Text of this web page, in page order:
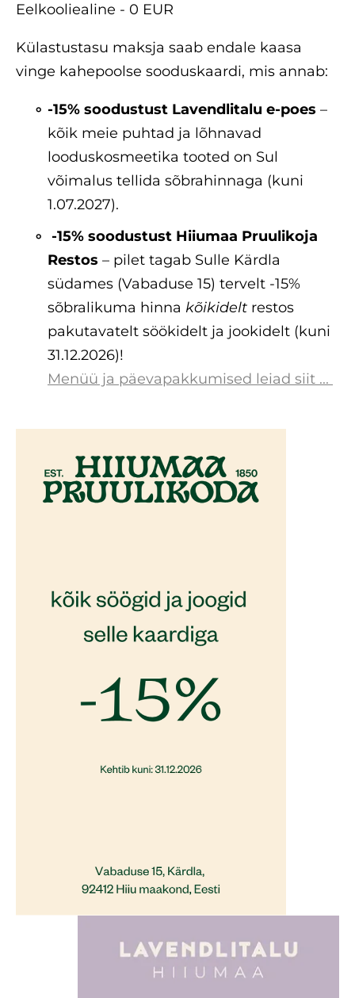
Eelkooliealine - 0 EUR
Külastustasu maksja saab endale kaasa
vinge kahepoolse sooduskaardi, mis annab:
-15% soodustust Lavendlitalu e-poes –
kõik meie puhtad ja lõhnavad
looduskosmeetika tooted on Sul
võimalus tellida sõbrahinnaga (kuni
1.07.2027).
-15% soodustust Hiiumaa Pruulikoja
Restos – pilet tagab Sulle Kärdla
südames (Vabaduse 15) tervelt -15%
sõbralikuma hinna kõikidelt restos
pakutavatelt söökidelt ja jookidelt (kuni
31.12.2026)!
Menüü ja päevapakkumised leiad siit ...